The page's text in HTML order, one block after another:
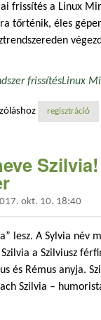
frissítés a Linux
tőrténik, éles
frissítésLinux
frissítés linux mint 18.3
regisztráció
okt. 10. 18:40
lesz. A Sylvia név
a Szilviusz
és Rémus anyja.
Szilvia –